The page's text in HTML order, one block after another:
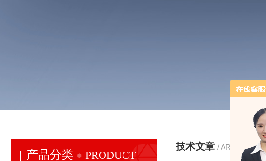
产品分类 PRODUCT
技术文章 / ARTICLE